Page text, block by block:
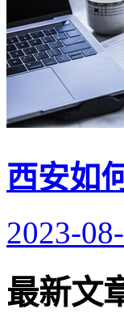
西安如
2023-
最新文